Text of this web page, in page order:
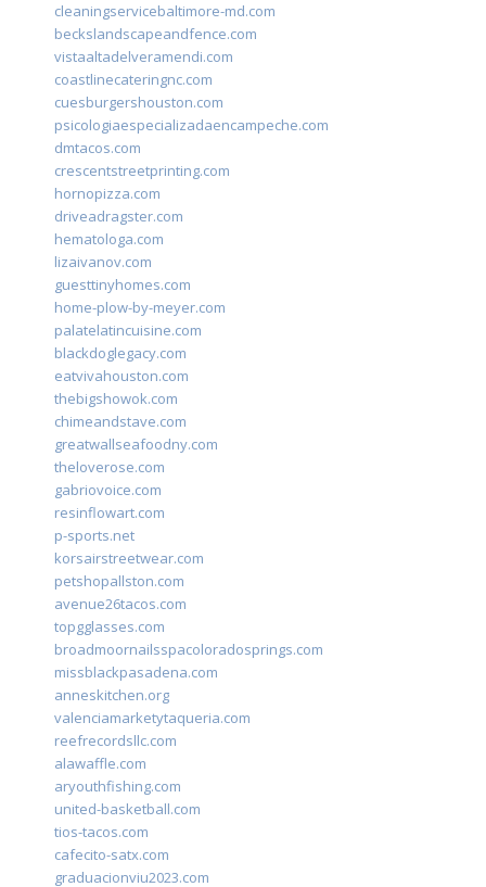
cleaningservicebaltimore-md.com
beckslandscapeandfence.com
vistaaltadelveramendi.com
coastlinecateringnc.com
cuesburgershouston.com
psicologiaespecializadaencampeche.com
dmtacos.com
crescentstreetprinting.com
hornopizza.com
driveadragster.com
hematologa.com
lizaivanov.com
guesttinyhomes.com
home-plow-by-meyer.com
palatelatincuisine.com
blackdoglegacy.com
eatvivahouston.com
thebigshowok.com
chimeandstave.com
greatwallseafoodny.com
theloverose.com
gabriovoice.com
resinflowart.com
p-sports.net
korsairstreetwear.com
petshopallston.com
avenue26tacos.com
topgglasses.com
broadmoornailsspacoloradosprings.com
missblackpasadena.com
anneskitchen.org
valenciamarketytaqueria.com
reefrecordsllc.com
alawaffle.com
aryouthfishing.com
united-basketball.com
tios-tacos.com
cafecito-satx.com
graduacionviu2023.com